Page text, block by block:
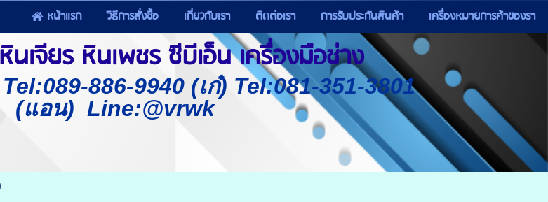
หน้าแรก วิธีการสั่งซื้อ เกี่ยวกับเรา ติดต่อเรา การรับประกันสินค้า เครื่องหมายการค้าของรา
เจียร หินเพชร ซีบีเอ็น เครื่องมือช่าง
886-9940 (เก๋) Tel:081-351-3801
(แอน) Line:@vrwk